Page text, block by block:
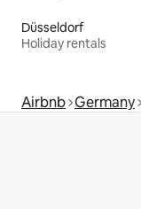
Düsseldorf
Holiday rentals
Airbnb Germany